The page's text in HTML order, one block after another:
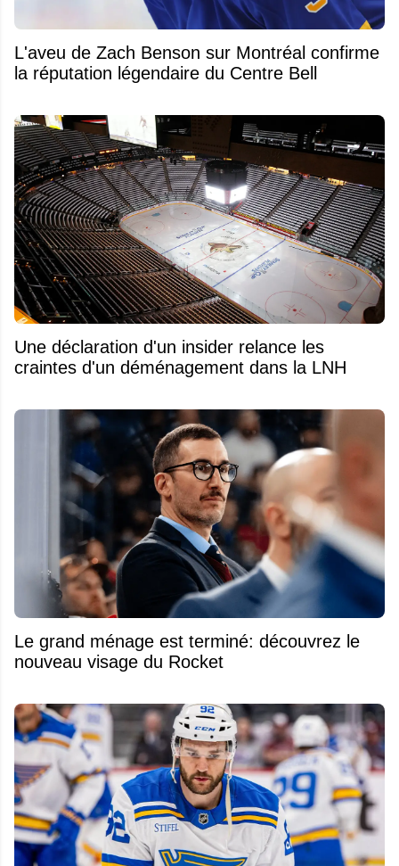
L'aveu de Zach Benson sur Montréal confirme
la réputation légendaire du Centre Bell
Une déclaration d'un insider relance les
craintes d'un déménagement dans la LNH
Le grand ménage est terminé: découvrez le
nouveau visage du Rocket